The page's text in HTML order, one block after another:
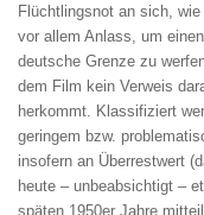
Flüchtlingsnot an sich,
vor allem Anlass, um
deutsche Grenze zu
dem Film kein Verweis
herkommt. Klassifiziert
geringem bzw.
insofern an Überrestwert
heute – unbeabsichtigt –
späten 1950er Jahre